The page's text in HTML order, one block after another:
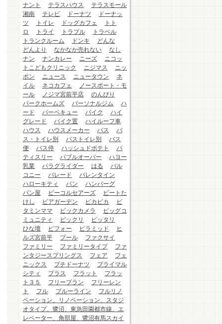
ナント
テラスハウス
テラスモール
湘南
テレビ ドーナツ
ドーナッ
ツ
トイレ ドッグカフェ
トト
ロ
トライ トラブル
トラベル
トランクルーム
ドンキ
どんな
どんより
なかなか売れない
なし
ナン
ナンカレー ニーズ
ニコッ
トこどもクリニック
ニジマス
ニッ
ポン
ニュース ニュータウン
ネ
イル
ネコカフェ
ノースポート・モ
ール
ノジマ宮前平店
のんびり
パークホームズ
パーソナルジム
ハ
ード
バーベキュー バイク
ハイ
グレード
バイク置
ハイルーフ車
ハウス
ハウスメーカー バス
バ
ス・トイレ別
バストイレ別
バス
便
バス停 ハッシュドポテト
パ
ティスリー
バブルオーバー
ハヨー
乳業
パラグライダー はる
バル
コニー
パレード
バレンタイン
ハローキティ
パン
ハンバーグ
パン屋
ビーコルセアーズ
ビートた
けし
ビアガーデン ピカピカ
ビ
タミンママ
ビックカメラ
ビッグコ
ミュニティ
ビックリ
ピッタリ
ひな壇
ビフォー ピラミッド
ヒ
ルズ宮前平
プール
ファクサイ
ファミリー
ファミリータイプ
ファ
ンタジースプリングス
フェア
フェ
ニックス
プチドーナツ
プライマル
シティ
プラス フラット
フラッ
ト３５
フリープラン
フリーレン
ト
フル ブルーライン
フルリノ
ベーション、リノベーション、スタジ
オタイプ、鷺沼、東急田園都市線、エ
レベーター、角部屋、鷺沼有馬スカイ